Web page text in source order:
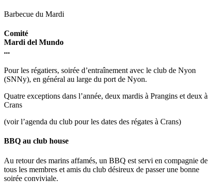
Barbecue du Mardi
Comité
Mardi del Mundo
...
Pour les régatiers, soirée d’entraînement avec le club de Nyon
(SNNy), en général au large du port de Nyon.
Quatre exceptions dans l’année, deux mardis à Prangins et deux à
Crans
(voir l’agenda du club pour les dates des régates à Crans)
BBQ au club house
Au retour des marins affamés, un BBQ est servi en compagnie de
tous les membres et amis du club désireux de passer une bonne
soirée conviviale.